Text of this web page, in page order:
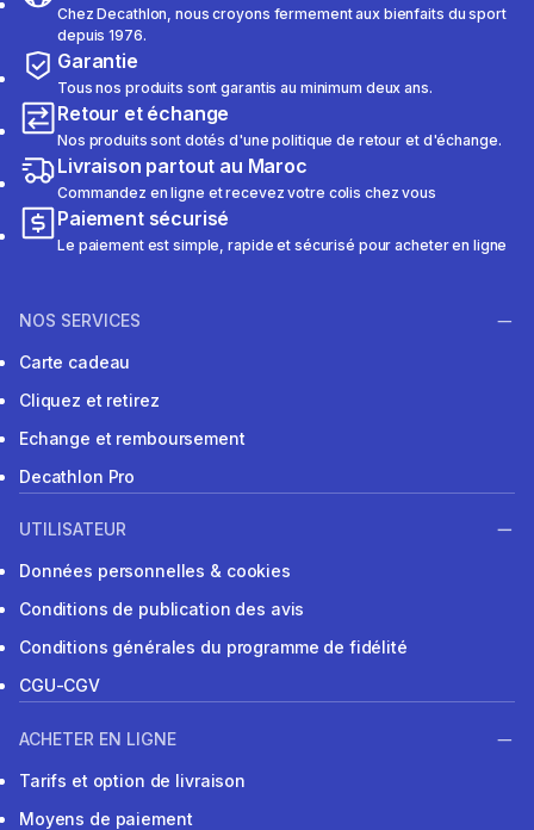
Chez Decathlon, nous croyons fermement aux bienfaits du sport
depuis 1976.
Garantie
Tous nos produits sont garantis au minimum deux ans.
Retour et échange
Nos produits sont dotés d'une politique de retour et d'échange.
Livraison partout au Maroc
Commandez en ligne et recevez votre colis chez vous
Paiement sécurisé
Le paiement est simple, rapide et sécurisé pour acheter en ligne
NOS SERVICES
Carte cadeau
Cliquez et retirez
Echange et remboursement
Decathlon Pro
UTILISATEUR
Données personnelles & cookies
Conditions de publication des avis
Conditions générales du programme de fidélité
CGU-CGV
ACHETER EN LIGNE
Tarifs et option de livraison
Moyens de paiement